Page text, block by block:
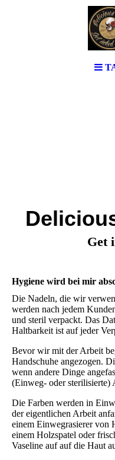
Get
Hygiene wird bei mir
Die Nadeln, die wir
werden nach jedem
und steril verpackt. Das
Haltbarkeit ist auf jeder
Bevor wir mit der Arbeit
Handschuhe angezogen.
wenn andere Dinge
(Einweg- oder sterilisierte)
Die Farben werden in
der eigentlichen Arbeit
einem Einwegrasierer von
einem Holzspatel oder
Vaseline auf auf die Haut